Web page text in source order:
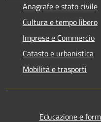
Anagrafe e stato civile
Cultura e tempo libero
Imprese e Commercio
Catasto e urbanistica
Mobilità e trasporti
Educazione e